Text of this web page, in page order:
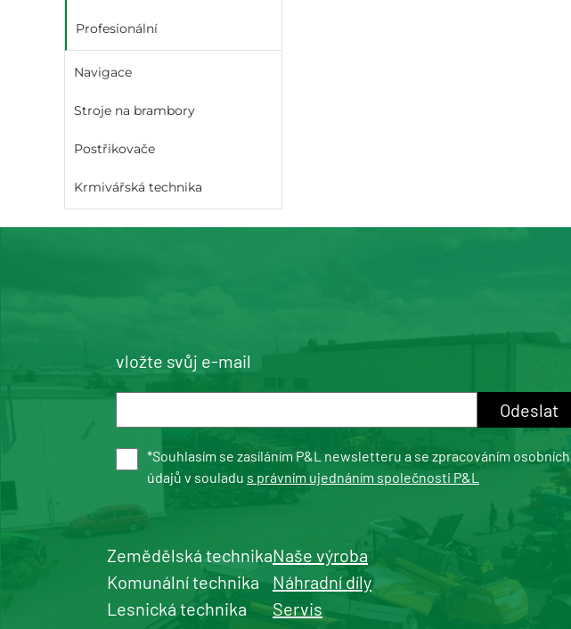
Profesionální
Navigace
Stroje na brambory
Postřikovače
Krmivářská technika
vložte svůj e-mail
*Souhlasím se zasíláním P&L newsletteru a se zpracováním osobních
údajů v souladu s právním ujednáním společnosti P&L
Zemědělská technika
Komunální technika
Lesnická technika
Naše výroba
Náhradní díly
Servis